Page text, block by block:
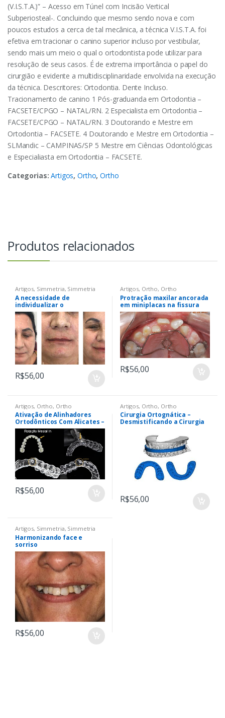
(V.I.S.T.A.)” – Acesso em Túnel com Incisão Vertical
Subperiosteal-. Concluindo que mesmo sendo nova e com
poucos estudos a cerca de tal mecânica, a técnica V.I.S.T.A. foi
efetiva em tracionar o canino superior incluso por vestibular,
sendo mais um meio o qual o ortodontista pode utilizar para
resolução de seus casos. É de extrema importância o papel do
cirurgião e evidente a multidisciplinaridade envolvida na execução
da técnica. Descritores: Ortodontia. Dente Incluso.
Tracionamento de canino 1 Pós-graduanda em Ortodontia –
FACSETE/CPGO – NATAL/RN. 2 Especialista em Ortodontia –
FACSETE/CPGO – NATAL/RN. 3 Doutorando e Mestre em
Ortodontia – FACSETE. 4 Doutorando e Mestre em Ortodontia –
SLMandic – CAMPINAS/SP 5 Mestre em Ciências Odontológicas
e Especialiasta em Ortodontia – FACSETE.
Categorias:Artigos,Ortho,Ortho
Produtos relacionados
Artigos, Simmetria, Simmetria
A necessidade de
individualizar o
preenchimento labial em
cada paciente – série de
casos
R$56,00
Artigos, Ortho, Ortho
Protração maxilar ancorada
em miniplacas na fissura
labiopalatina – do
diagnóstico à maturidade
esquelética
R$56,00
Artigos, Ortho, Ortho
Ativação de Alinhadores
Ortodônticos Com Alicates –
Uma Alternativa para
Obtenção de Resultados
R$56,00
Artigos, Ortho, Ortho
Cirurgia Ortognática –
Desmistificando a Cirurgia
R$56,00
Artigos, Simmetria, Simmetria
Harmonizando face e
sorriso
R$56,00